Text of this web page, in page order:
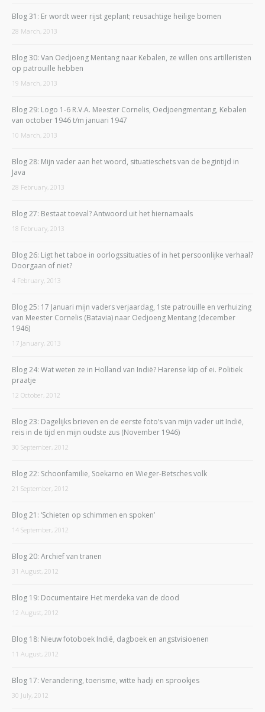
Blog 31: Er wordt weer rijst geplant; reusachtige heilige bomen
28 March, 2013
Blog 30: Van Oedjoeng Mentang naar Kebalen, ze willen ons artilleristen
op patrouille hebben
19 March, 2013
Blog 29: Logo 1-6 R.V.A. Meester Cornelis, Oedjoengmentang, Kebalen
van october 1946 t/m januari 1947
10 March, 2013
Blog 28: Mijn vader aan het woord, situatieschets van de begintijd in
Java
28 February, 2013
Blog 27: Bestaat toeval? Antwoord uit het hiernamaals
18 February, 2013
Blog 26: Ligt het taboe in oorlogssituaties of in het persoonlijke verhaal?
Doorgaan of niet?
4 February, 2013
Blog 25: 17 Januari mijn vaders verjaardag, 1ste patrouille en verhuizing
van Meester Cornelis (Batavia) naar Oedjoeng Mentang (december
1946)
17 January, 2013
Blog 24: Wat weten ze in Holland van Indië? Harense kip of ei. Politiek
praatje
12 October, 2012
Blog 23: Dagelijks brieven en de eerste foto’s van mijn vader uit Indië,
reis in de tijd en mijn oudste zus (November 1946)
30 September, 2012
Blog 22: Schoonfamilie, Soekarno en Wieger-Betsches volk
21 September, 2012
Blog 21: ‘Schieten op schimmen en spoken’
14 September, 2012
Blog 20: Archief van tranen
31 August, 2012
Blog 19: Documentaire Het merdeka van de dood
12 August, 2012
Blog 18: Nieuw fotoboek Indië, dagboek en angstvisioenen
11 August, 2012
Blog 17: Verandering, toerisme, witte hadji en sprookjes
30 July, 2012